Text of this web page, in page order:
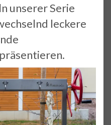
unserer Serie
leckere